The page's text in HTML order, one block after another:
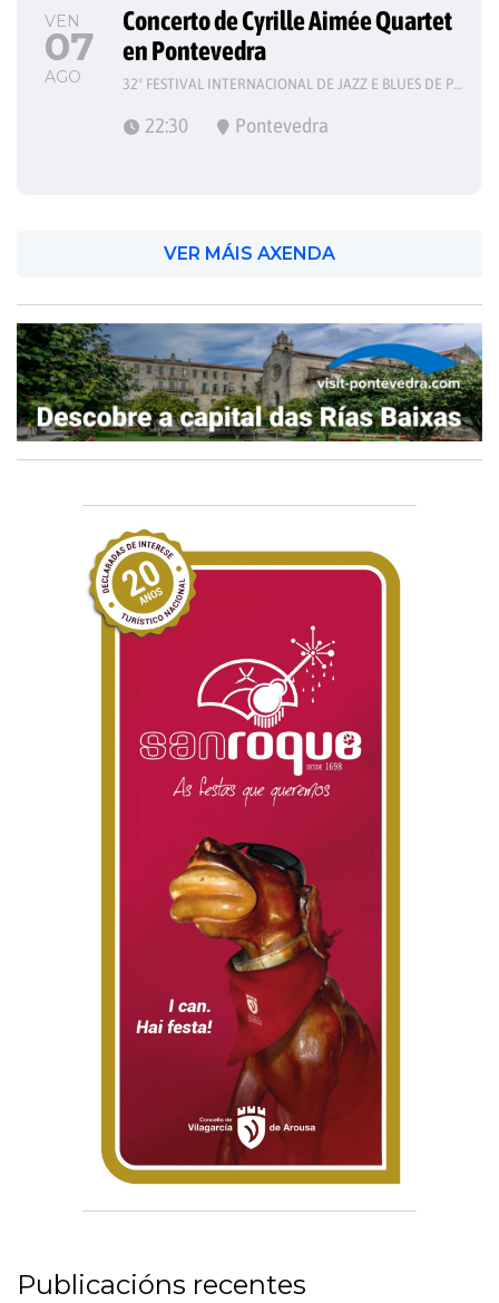
VEN
07
AGO
Concerto de Cyrille Aimée Quartet
en Pontevedra
32º FESTIVAL INTERNACIONAL DE JAZZ E BLUES DE PONTEVEDRA
22:30 Pontevedra
VER MÁIS AXENDA
Publicacións recentes